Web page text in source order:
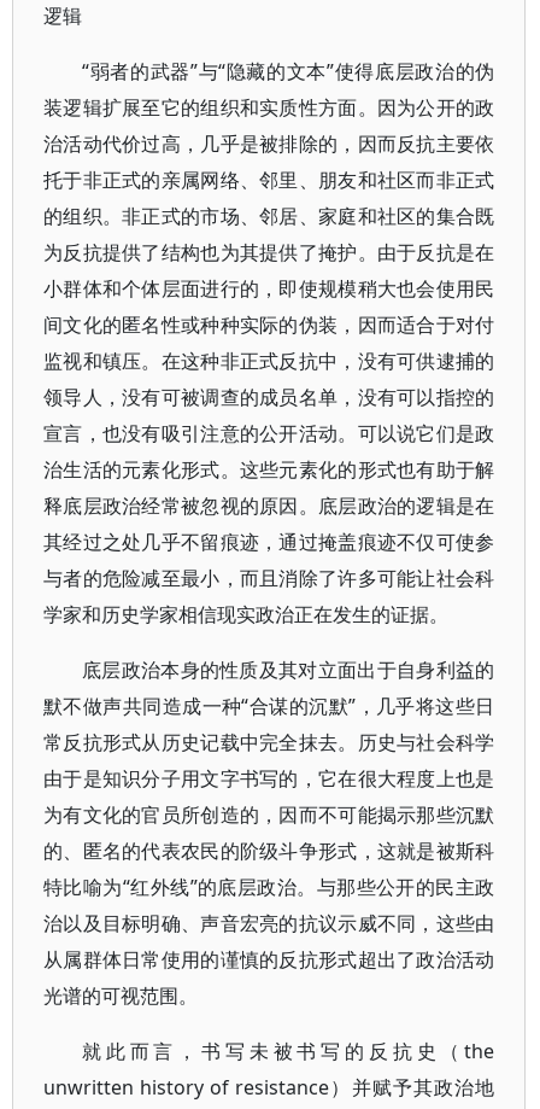
逻辑
“弱者的武器”与“隐藏的文本”使得底层政治的伪
装逻辑扩展至它的组织和实质性方面。因为公开的政
治活动代价过高，几乎是被排除的，因而反抗主要依
托于非正式的亲属网络、邻里、朋友和社区而非正式
的组织。非正式的市场、邻居、家庭和社区的集合既
为反抗提供了结构也为其提供了掩护。由于反抗是在
小群体和个体层面进行的，即使规模稍大也会使用民
间文化的匿名性或种种实际的伪装，因而适合于对付
监视和镇压。在这种非正式反抗中，没有可供逮捕的
领导人，没有可被调查的成员名单，没有可以指控的
宣言，也没有吸引注意的公开活动。可以说它们是政
治生活的元素化形式。这些元素化的形式也有助于解
释底层政治经常被忽视的原因。底层政治的逻辑是在
其经过之处几乎不留痕迹，通过掩盖痕迹不仅可使参
与者的危险减至最小，而且消除了许多可能让社会科
学家和历史学家相信现实政治正在发生的证据。
底层政治本身的性质及其对立面出于自身利益的
默不做声共同造成一种“合谋的沉默”，几乎将这些日
常反抗形式从历史记载中完全抹去。历史与社会科学
由于是知识分子用文字书写的，它在很大程度上也是
为有文化的官员所创造的，因而不可能揭示那些沉默
的、匿名的代表农民的阶级斗争形式，这就是被斯科
特比喻为“红外线”的底层政治。与那些公开的民主政
治以及目标明确、声音宏亮的抗议示威不同，这些由
从属群体日常使用的谨慎的反抗形式超出了政治活动
光谱的可视范围。
就此而言，书写未被书写的反抗史（the
unwritten history of resistance）并赋予其政治地